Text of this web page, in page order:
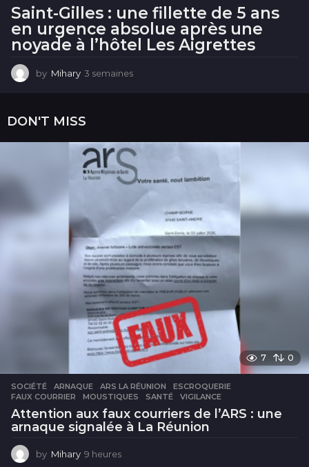
Saint-Gilles : une fillette de 5 ans
en urgence absolue après une
noyade à l’hôtel Les Aigrettes
by Mihary 3 semaines
n
e
s
DON'T MISS
7 0
SOCIÉTÉ ARNAQUE ,ARS LA RÉUNION ,ESCROQUERIE
FAUX COURRIER
,MOUSTIQUES ,SANTÉ ,VIGILANCE
Attention aux faux courriers de l’ARS : une
arnaque signalée à La Réunion
by Mihary 9 heures